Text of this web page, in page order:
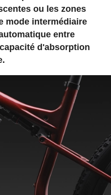
ou les zones
mode intermédiaire
entre
d'absorption